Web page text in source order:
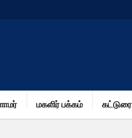
மகளிர் பக்கம் கட்டுரை